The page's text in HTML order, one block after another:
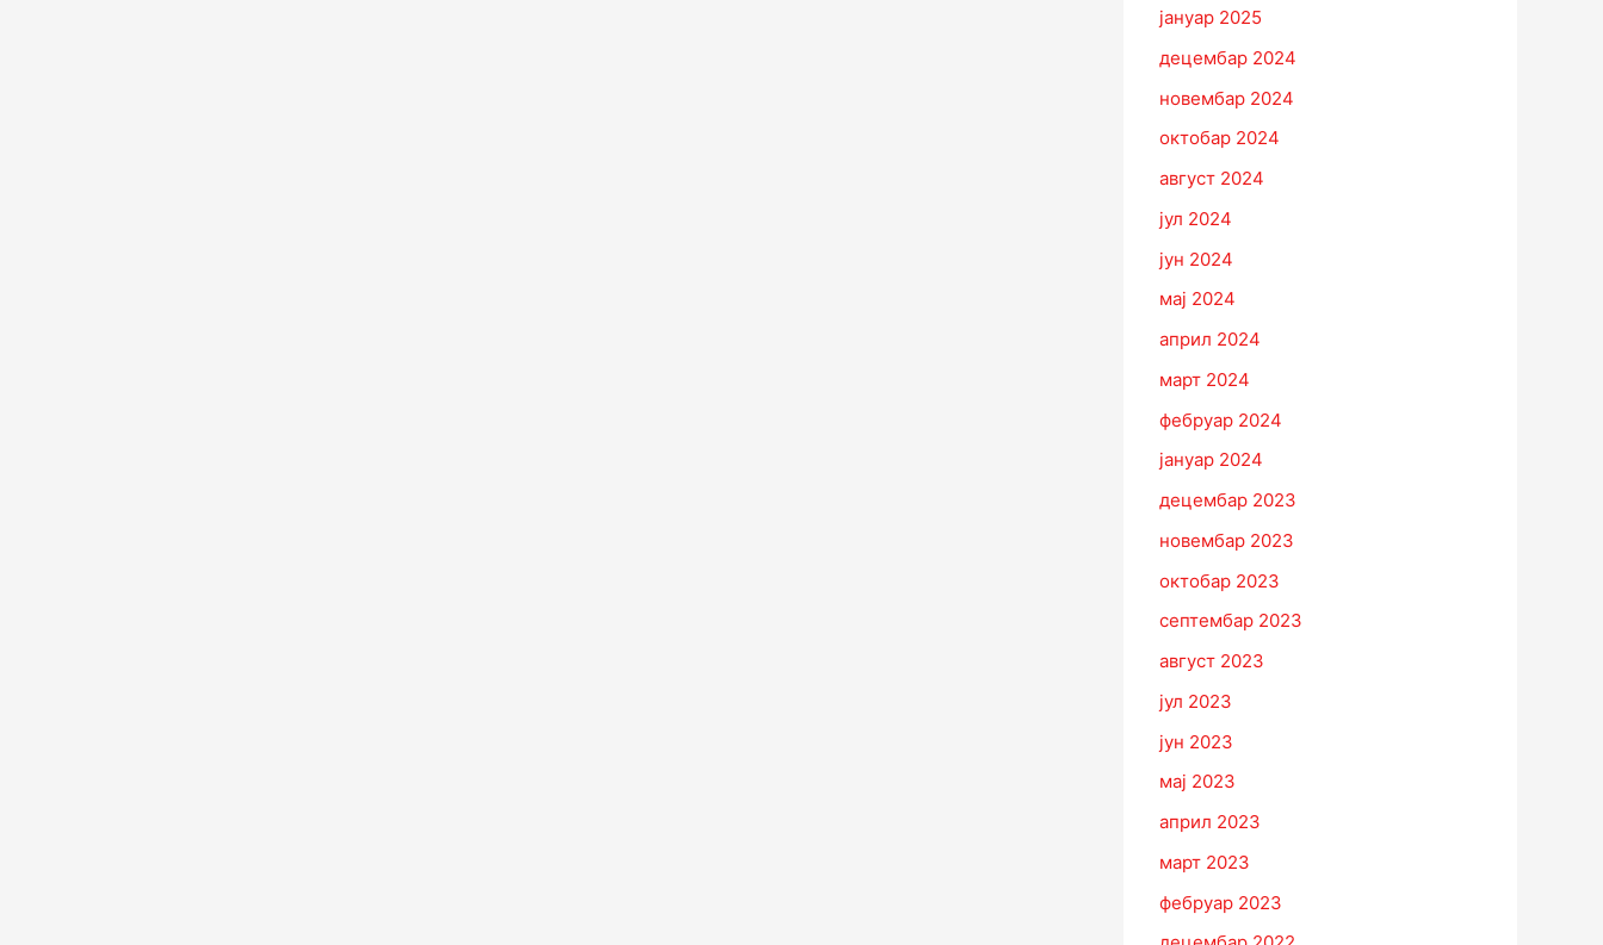
јануар 2025
децембар 2024
новембар 2024
октобар 2024
август 2024
јул 2024
јун 2024
мај 2024
април 2024
март 2024
фебруар 2024
јануар 2024
децембар 2023
новембар 2023
октобар 2023
септембар 2023
август 2023
јул 2023
јун 2023
мај 2023
април 2023
март 2023
фебруар 2023